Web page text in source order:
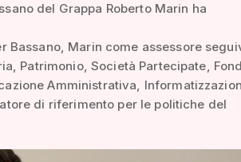
del Grappa Roberto Marin ha
Bassano, Marin come assessore
Patrimonio, Società Partecipate,
Amministrativa,
di riferimento per le politiche del